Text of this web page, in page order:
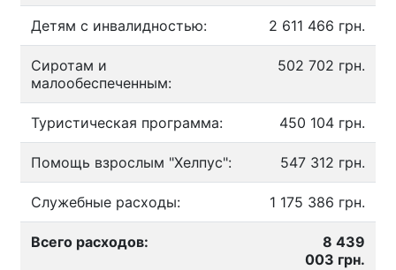
Детям с инвалидностью: 2 611 466 грн.
Сиротам и
малообеспеченным:
502 702 грн.
Туристическая программа: 450 104 грн.
Помощь взрослым "Хелпус": 547 312 грн.
Служебные расходы: 1 175 386 грн.
Всего расходов:
8 439
003 грн.